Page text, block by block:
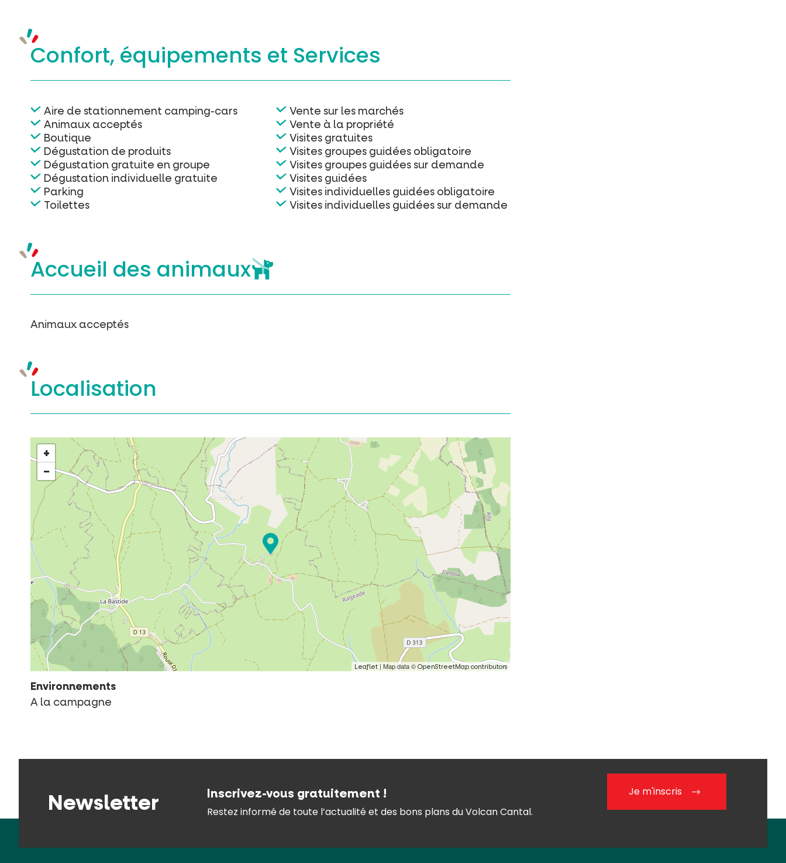
Confort, équipements et Services
Aire de stationnement camping-cars
Animaux acceptés
Boutique
Dégustation de produits
Dégustation gratuite en groupe
Dégustation individuelle gratuite
Parking
Toilettes
Vente sur les marchés
Vente à la propriété
Visites gratuites
Visites groupes guidées obligatoire
Visites groupes guidées sur demande
Visites guidées
Visites individuelles guidées obligatoire
Visites individuelles guidées sur demande
Accueil des animaux
Animaux acceptés
Localisation
+
−
Leaflet | Map data ©OpenStreetMap contributors
Environnements
A la campagne
Newsletter Inscrivez-vous gratuitement !
Restez informé de toute l’actualité et des bons plans du Volcan Cantal.
Je m'inscris